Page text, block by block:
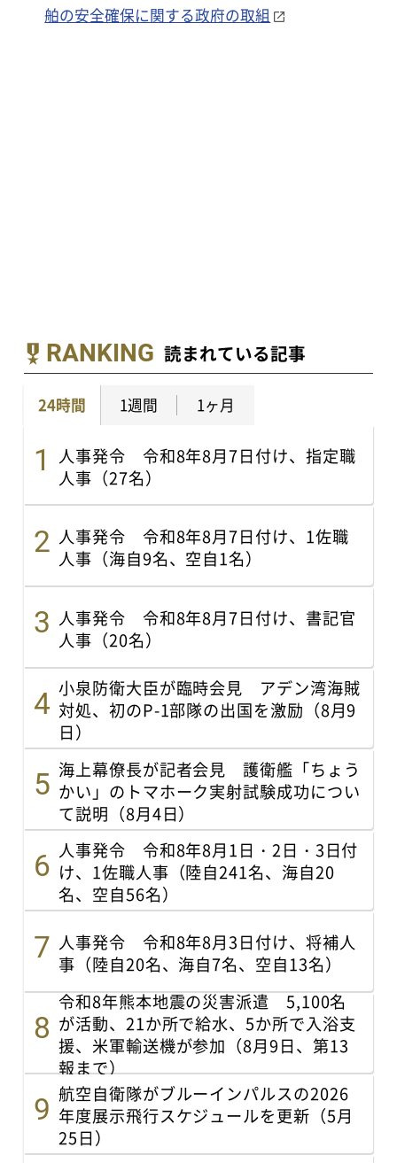
舶の安全確保に関する政府の取組
RANKING 読まれている記事
24時間 1週間 1ヶ月
人事発令 令和8年8月7日付け、指定職
人事（27名）
人事発令 令和8年8月7日付け、1佐職
人事（海自9名、空自1名）
人事発令 令和8年8月7日付け、書記官
人事（20名）
小泉防衛大臣が臨時会見 アデン湾海賊
対処、初のP-1部隊の出国を激励（8月9
日）
海上幕僚長が記者会見 護衛艦「ちょう
かい」のトマホーク実射試験成功につい
て説明（8月4日）
人事発令 令和8年8月1日・2日・3日付
け、1佐職人事（陸自241名、海自20
名、空自56名）
人事発令 令和8年8月3日付け、将補人
事（陸自20名、海自7名、空自13名）
令和8年熊本地震の災害派遣 5,100名
が活動、21か所で給水、5か所で入浴支
援、米軍輸送機が参加（8月9日、第13
報まで）
航空自衛隊がブルーインパルスの2026
年度展示飛行スケジュールを更新（5月
25日）